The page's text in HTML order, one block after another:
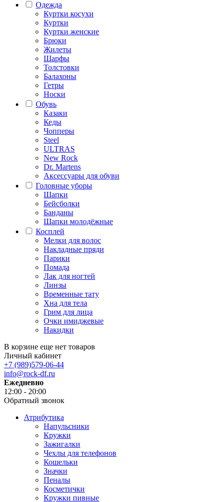
Одежда
Куртки косухи
Куртки
Куртки женские
Брюки
Жилеты
Шарфы
Толстовки
Балахоны
Гетры
Носки
Обувь
Казаки
Кеды
Чопперы
Steel
ULTRAS
New Rock
Dr. Martens
Аксессуары для обуви
Головные уборы
Шапки
Бейсболки
Банданы
Шапки молодёжные
Косплей
Мелки для волос
Накладные пряди
Парики
Помада
Лак для ногтей
Линзы
Временные тату
Хна для тела
Грим для лица
Очки имиджевые
Накидки
В корзине еще нет товаров
Личный кабинет
+7 (989)579-06-44
info@rock-df.ru
Ежедневно
12:00 - 20:00
Обратный звонок
Атрибутика
Напульсники
Кружки
Зажигалки
Чехлы для телефонов
Кошельки
Значки
Пеналы
Косметички
Кружки пивные